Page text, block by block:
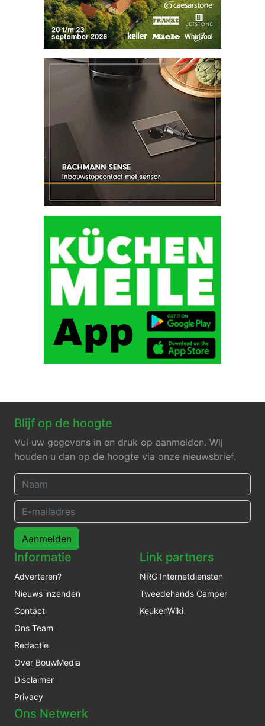
Blijf op de hoogte
Vul uw gegevens in en druk op aanmelden. Wij
houden u dan op de hoogte via onze nieuwsbrief.
Aanmelden
Informatie
Adverteren?
Nieuws inzenden
Contact
Ons Team
Redactie
Over BouwMedia
Disclaimer
Privacy
Link partners
NRG Internetdiensten
Tweedehands Camper
KeukenWiki
Ons Netwerk